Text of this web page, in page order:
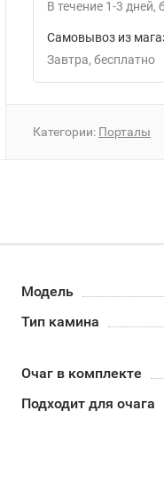
В течение 1-3 дней
Самовывоз из
Завтра
Бесплатно
Категории: Порталы
Модель
Тип камина
Очаг в комплекте
Подходит для очага